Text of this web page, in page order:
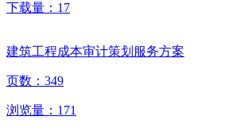
下载量： 17
建筑工程成本审计策划服务方案
页数： 349
浏览量： 171